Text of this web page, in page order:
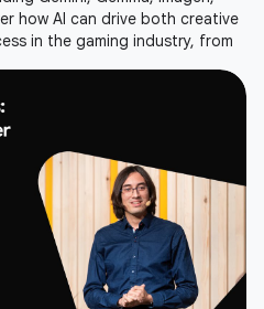
how AI can drive both creative
in the gaming industry, from